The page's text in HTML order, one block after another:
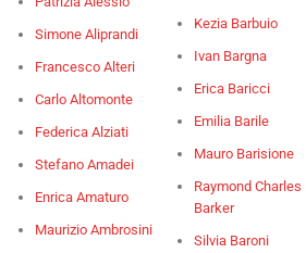
Simone Aliprandi
Francesco Alteri
Carlo Altomonte
Federica Alziati
Stefano Amadei
Enrica Amaturo
Maurizio Ambrosini
Kezia Barbuio
Ivan Bargna
Erica Baricci
Emilia Barile
Mauro Barisione
Raymond Charles
Barker
Silvia Baroni